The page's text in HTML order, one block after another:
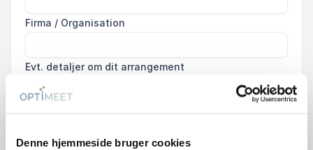
Denne hjemmeside bruger cookies
Firma / Organisation
Evt. detaljer om dit arrangement